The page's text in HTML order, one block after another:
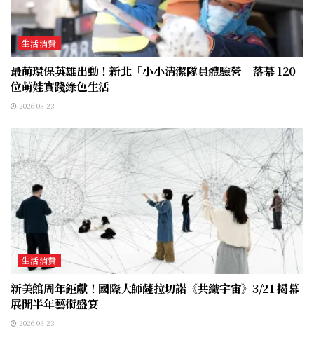
生活消費
最萌環保英雄出動！新北「小小清潔隊員體驗營」落幕 120
位萌娃實踐綠色生活
2026-03-23
生活消費
新美館周年鉅獻！國際大師薩拉切諾《共織宇宙》3/21 揭幕
展開半年藝術盛宴
2026-03-23